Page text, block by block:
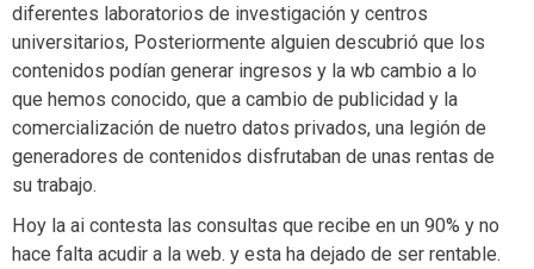
diferentes laboratorios de investigación y centros
universitarios, Posteriormente alguien descubrió que los
contenidos podían generar ingresos y la wb cambio a lo
que hemos conocido, que a cambio de publicidad y la
comercialización de nuetro datos privados, una legión de
generadores de contenidos disfrutaban de unas rentas de
su trabajo.
Hoy la ai contesta las consultas que recibe en un 90% y no
hace falta acudir a la web. y esta ha dejado de ser rentable.